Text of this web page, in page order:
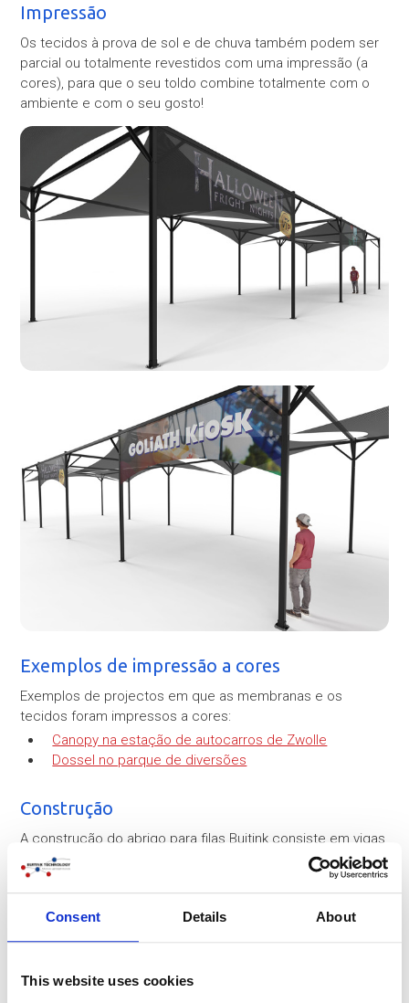
Consent Details About
This website uses cookies
Impressão
Os tecidos à prova de sol e de chuva também podem ser
parcial ou totalmente revestidos com uma impressão (a
cores), para que o seu toldo combine totalmente com o
ambiente e com o seu gosto!
Exemplos de impressão a cores
Exemplos de projectos em que as membranas e os
tecidos foram impressos a cores:
Canopy na estação de autocarros de Zwolle
Dossel no parque de diversões
Construção
A construção do abrigo para filas Buitink consiste em vigas
e montantes de alumínio. A construção pode ser revestida
ou anodizada em qualquer cor desejada. Isto torna a
estrutura leve e resistente à corrosão!
abrigo de filas também são de aço (galvanizado a quente